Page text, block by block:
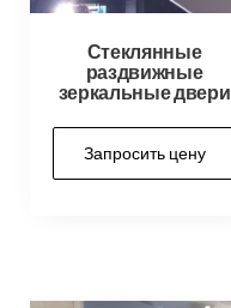
Стеклянные
раздвижные
зеркальные двери